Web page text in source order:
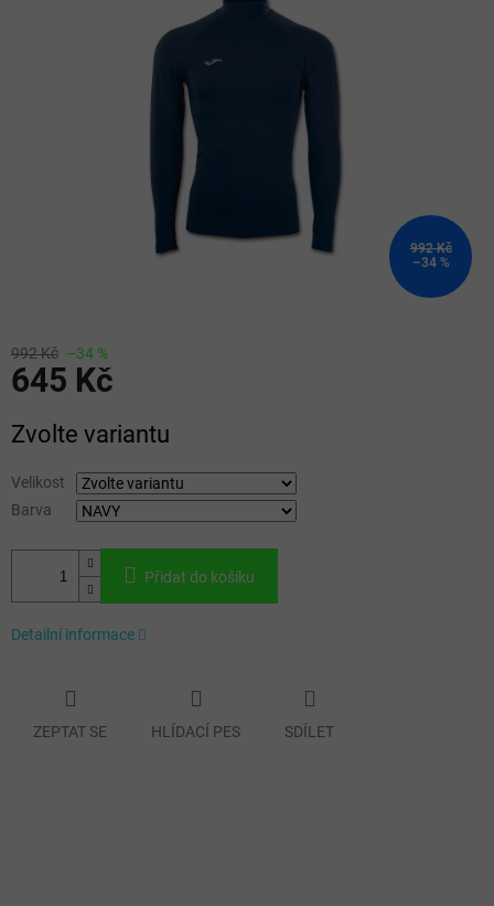
992 Kč
–34 %
992 Kč –34 %
645 Kč
cena:
Zvolte variantu
Velikost
Barva
Přidat do košíku
Detailní informace
ZEPTAT SE HLÍDACÍ PES SDÍLET